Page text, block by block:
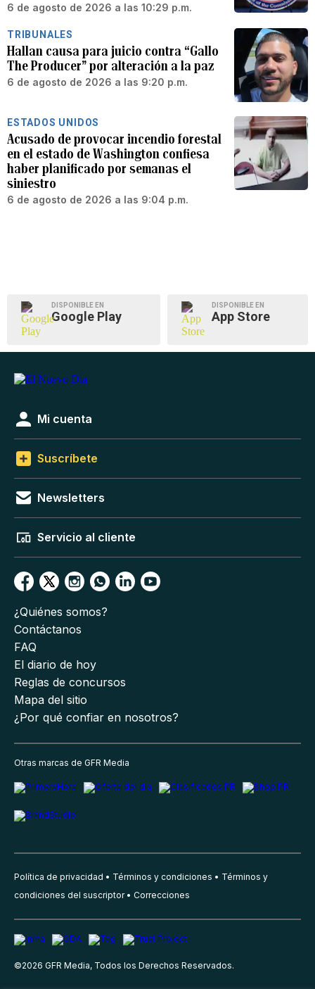
6 de agosto de 2026 a las 10:29 p.m.
TRIBUNALES
Hallan causa para juicio contra “Gallo
The Producer” por alteración a la paz
6 de agosto de 2026 a las 9:20 p.m.
ESTADOS UNIDOS
Acusado de provocar incendio forestal
en el estado de Washington confiesa
haber planificado por semanas el
siniestro
6 de agosto de 2026 a las 9:04 p.m.
DISPONIBLE EN
Google Play
DISPONIBLE EN
App Store
Mi cuenta
Suscríbete
Newsletters
Servicio al cliente
¿Quiénes somos?
Contáctanos
FAQ
El diario de hoy
Reglas de concursos
Mapa del sitio
¿Por qué confiar en nosotros?
Otras marcas de GFR Media
Política de privacidad Términos y condiciones
Términos y
condiciones del suscriptor
Correcciones
©2026 GFR Media, Todos los Derechos Reservados.